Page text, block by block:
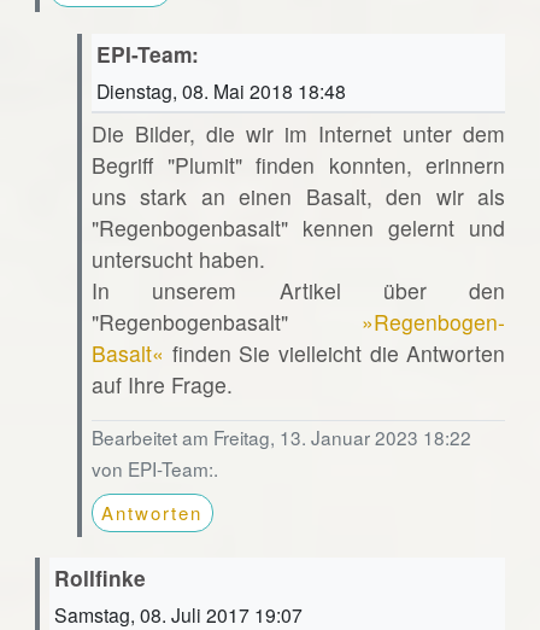
EPI-Team:
Dienstag, 08. Mai 2018 18:48
Die Bilder, die wir im Internet unter dem
Begriff "Plumit" finden konnten, erinnern
uns stark an einen Basalt, den wir als
"Regenbogenbasalt" kennen gelernt und
untersucht haben.
In unserem Artikel über den
"Regenbogenbasalt" »Regenbogen-
Basalt« finden Sie vielleicht die Antworten
auf Ihre Frage.
Bearbeitet am Freitag, 13. Januar 2023 18:22
von EPI-Team:.
Antworten
Rollfinke
Samstag, 08. Juli 2017 19:07